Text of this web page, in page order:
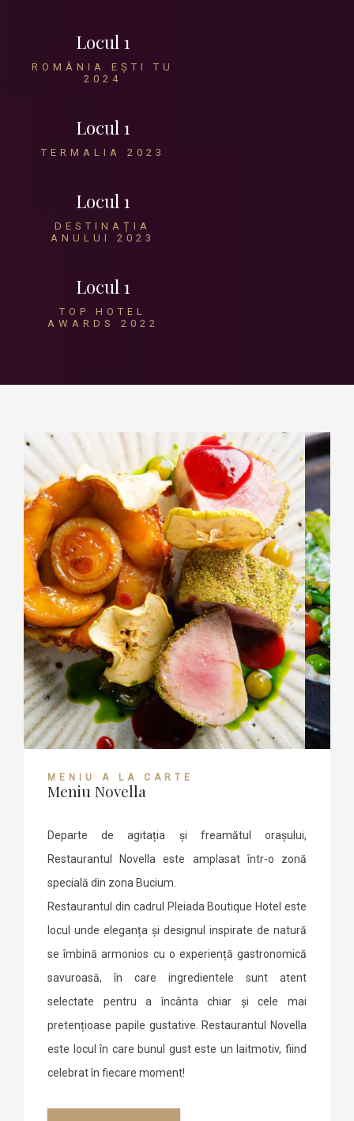
Locul 1
ROMÂNIA EȘTI TU
2024
Locul 1
TERMALIA 2023
Locul 1
DESTINAȚIA
ANULUI 2023
Locul 1
TOP HOTEL
AWARDS 2022
MENIU À LA CARTE
Meniu Novella
Departe de agitația și freamătul orașului,
Restaurantul Novella este amplasat într-o zonă
specială din zona Bucium.
Restaurantul din cadrul Pleiada Boutique Hotel este
locul unde eleganța și designul inspirate de natură
se îmbină armonios cu o experiență gastronomică
savuroasă, în care ingredientele sunt atent
selectate pentru a încânta chiar și cele mai
pretențioase papile gustative. Restaurantul Novella
este locul în care bunul gust este un laitmotiv, fiind
celebrat în fiecare moment!